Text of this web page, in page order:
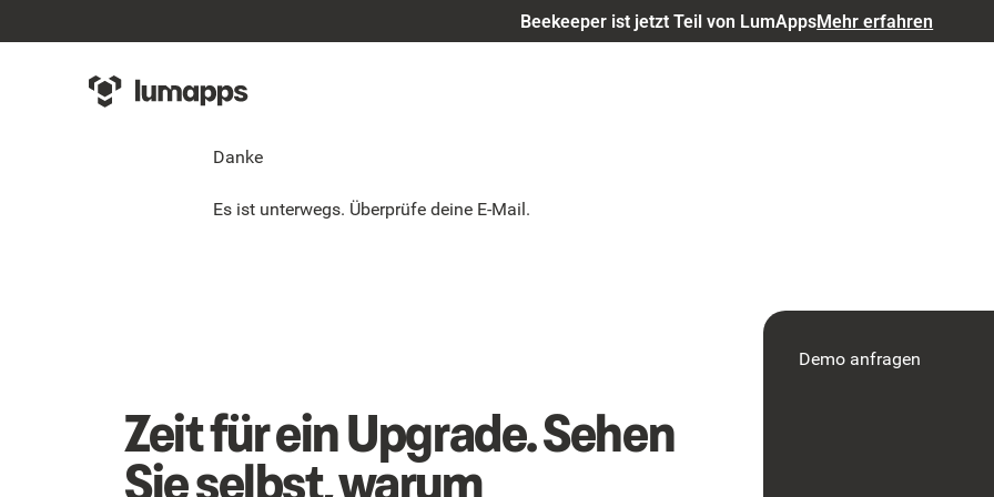
Beekeeper ist jetzt Teil von LumAppsMehr erfahren
Danke
Es ist unterwegs. Überprüfe deine E-Mail.
Zeit für ein Upgrade. Sehen
Demo anfragen